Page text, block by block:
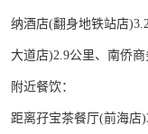
纳酒店(翻身地铁站店
大道店)2.9公里、南侨
附近餐饮：
距离孖宝茶餐厅(前海店